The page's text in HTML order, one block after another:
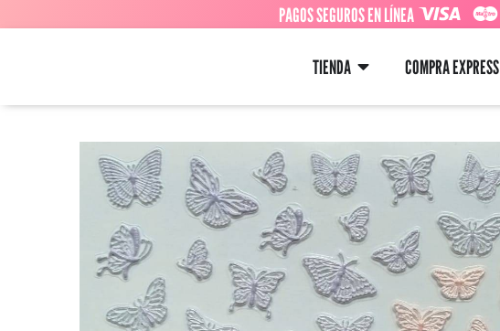
PAGOS SEGUROS EN LÍNEA
TIENDA COMPRA EXPRESS